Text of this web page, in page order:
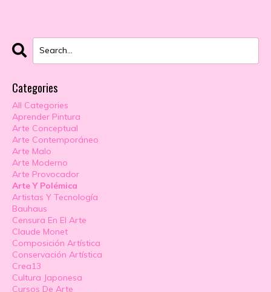
Categories
All Categories
Aprender Pintura
Arte Conceptual
Arte Contemporáneo
Arte Malo
Arte Moderno
Arte Provocador
Arte Y Polémica
Artistas Y Tecnología
Bauhaus
Censura En El Arte
Claude Monet
Composición Artística
Conservación Artística
Crea13
Cultura Japonesa
Cursos De Arte